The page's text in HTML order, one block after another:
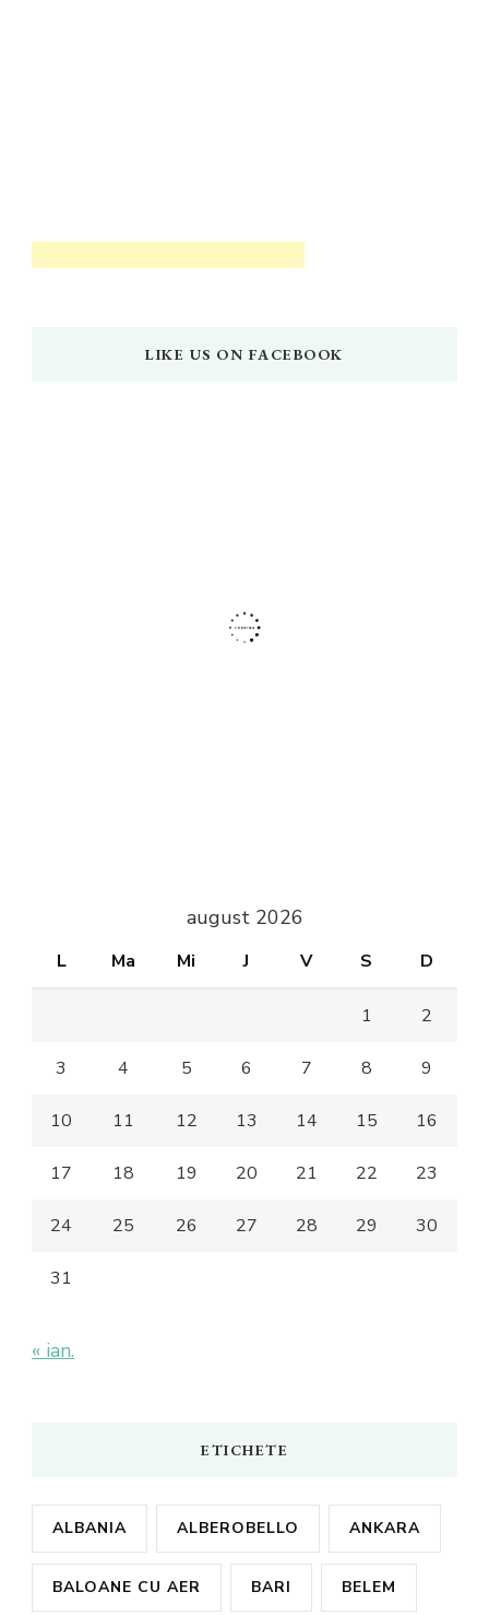
LIKE US ON FACEBOOK
august 2026
L Ma Mi J V S D
1 2
3 4 5 6 7 8 9
10 11 12 13 14 15 16
17 18 19 20 21 22 23
24 25 26 27 28 29 30
31
« ian.
ETICHETE
ALBANIA ALBEROBELLO ANKARA
BALOANE CU AER BARI BELEM